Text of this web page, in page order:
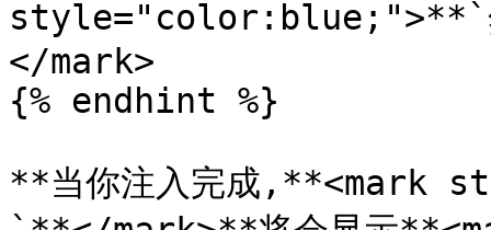
style="color:blue;">**`然
</mark>
{% endhint %}
**当你注入完成,**<mark